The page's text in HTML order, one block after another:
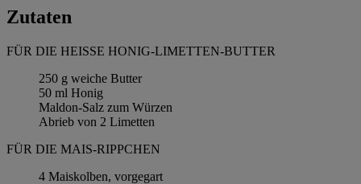
Zutaten
FÜR DIE HEISSE HONIG-LIMETTEN-BUTTER
250 g weiche Butter
50 ml Honig
Maldon-Salz zum Würzen
Abrieb von 2 Limetten
FÜR DIE MAIS-RIPPCHEN
4 Maiskolben, vorgegart